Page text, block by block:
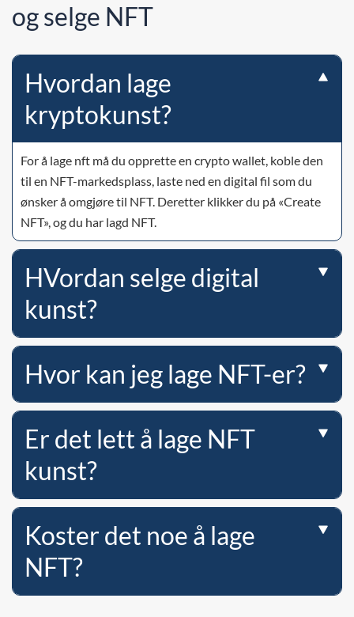
og selge NFT
Hvordan lage
kryptokunst?
For å lage nft må du opprette en crypto wallet, koble den
til en NFT-markedsplass, laste ned en digital fil som du
ønsker å omgjøre til NFT. Deretter klikker du på «Create
NFT», og du har lagd NFT.
HVordan selge digital
kunst?
Hvor kan jeg lage NFT-er?
Er det lett å lage NFT
kunst?
Koster det noe å lage
NFT?